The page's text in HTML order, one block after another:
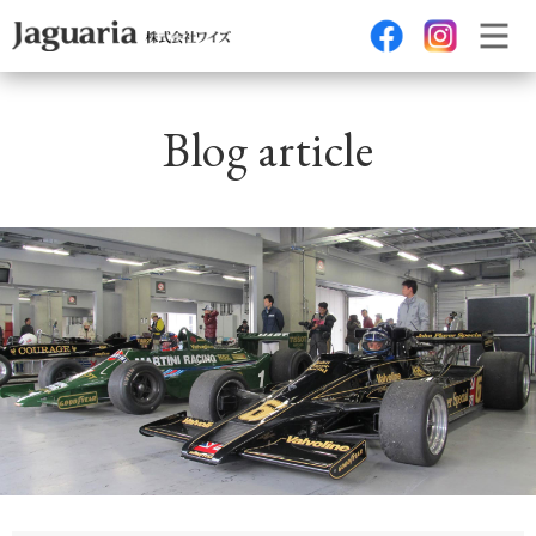
Blog article